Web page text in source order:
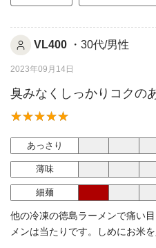
VL400 ・30代/男性
2023年09月14日
臭みなくしっかりコクの
あっさり
薄味
細麺
他の冷凍の徳島ラーメンで痛い
メンは当たりです。しめにお米